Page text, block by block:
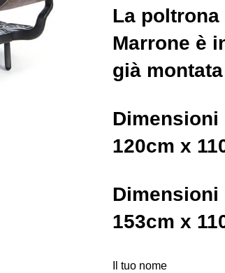
La
Marrone è
già
Dimensioni
120cm x
Dimensioni
153cm x
Il tuo nome